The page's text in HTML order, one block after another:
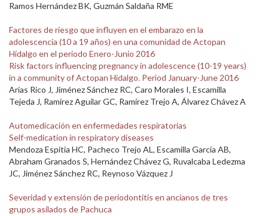
Ramos Hernández BK, Guzmán Saldaña RME
Factores de riesgo que influyen en el embarazo en la
adolescencia (10 a 19 años) en una comunidad de Actopan
Hidalgo en el periodo Enero-Junio 2016
Risk factors influencing pregnancy in adolescence (10-19 years)
in a community of Actopan Hidalgo. Period January-June 2016
Arias Rico J, Jiménez Sánchez RC, Caro Morales I, Escamilla
Tejeda J, Ramírez Aguilar GC, Ramírez Trejo A, Álvarez Chávez A
Automedicación en enfermedades respiratorias
Self-medication in respiratory diseases
Mendoza Espitia HC, Pacheco Trejo AL, Escamilla García AB,
Abraham Granados S, Hernández Chávez G, Ruvalcaba Ledezma
JC, Jiménez Sánchez RC, Reynoso Vázquez J
Severidad y extensión de periodontitis en ancianos de tres
grupos asilados de Pachuca